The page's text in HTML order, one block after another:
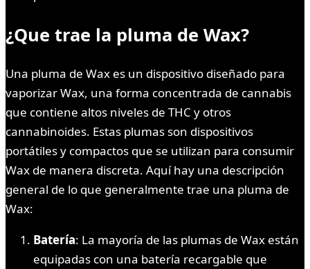
¿Que trae la pluma de Wax?
Una pluma de Wax es un dispositivo diseñado para
vaporizar Wax, una forma concentrada de cannabis
que contiene altos niveles de THC y otros
cannabinoides. Estas plumas son dispositivos
portátiles y compactos que se utilizan para consumir
Wax de manera discreta. Aquí hay una descripción
general de lo que generalmente trae una pluma de
Wax:
Batería: La mayoría de las plumas de Wax están
equipadas con una batería recargable que